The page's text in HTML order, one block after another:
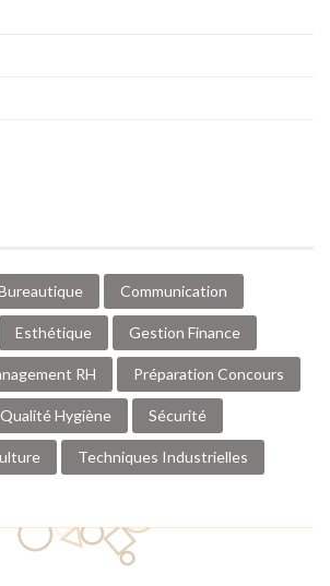
Communication
Esthétique Gestion Finance
RH Préparation Concours
Qualité Hygiène Sécurité
Techniques Industrielles